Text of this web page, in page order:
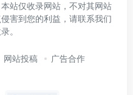
站仅收录网站，不对其网站
害到您的利益，请联系我们
。
网站投稿 广告合作